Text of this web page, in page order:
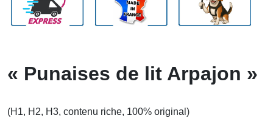
« Punaises de lit Arpajon »
(H1, H2, H3, contenu riche, 100% original)